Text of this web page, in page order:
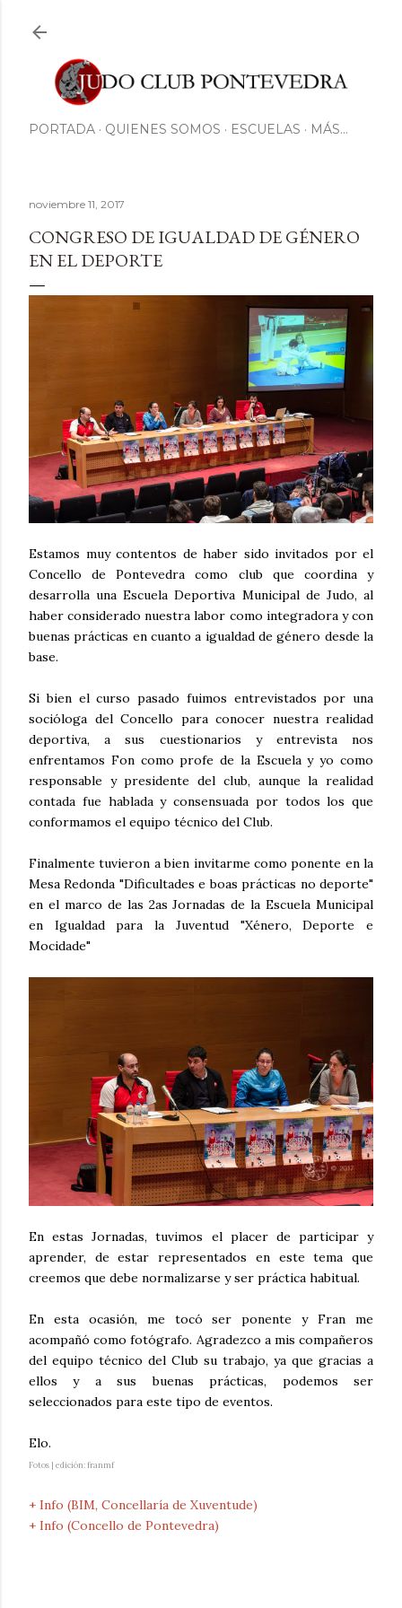
PORTADA QUIENES SOMOS ESCUELAS MÁS…
noviembre 11, 2017
CONGRESO DE IGUALDAD DE GÉNERO
EN EL DEPORTE
Estamos muy contentos de haber sido invitados por el
Concello de Pontevedra como club que coordina y
desarrolla una Escuela Deportiva Municipal de Judo, al
haber considerado nuestra labor como integradora y con
buenas prácticas en cuanto a igualdad de género desde la
base.
Si bien el curso pasado fuimos entrevistados por una
socióloga del Concello para conocer nuestra realidad
deportiva, a sus cuestionarios y entrevista nos
enfrentamos Fon como profe de la Escuela y yo como
responsable y presidente del club, aunque la realidad
contada fue hablada y consensuada por todos los que
conformamos el equipo técnico del Club.
Finalmente tuvieron a bien invitarme como ponente en la
Mesa Redonda "Dificultades e boas prácticas no deporte"
en el marco de las 2as Jornadas de la Escuela Municipal
en Igualdad para la Juventud "Xénero, Deporte e
Mocidade"
En estas Jornadas, tuvimos el placer de participar y
aprender, de estar representados en este tema que
creemos que debe normalizarse y ser práctica habitual.
En esta ocasión, me tocó ser ponente y Fran me
acompañó como fotógrafo. Agradezco a mis compañeros
del equipo técnico del Club su trabajo, ya que gracias a
ellos y a sus buenas prácticas, podemos ser
seleccionados para este tipo de eventos.
Elo.
Fotos | edición: franmf
+ Info (BIM, Concellaría de Xuventude)
+ Info (Concello de Pontevedra)